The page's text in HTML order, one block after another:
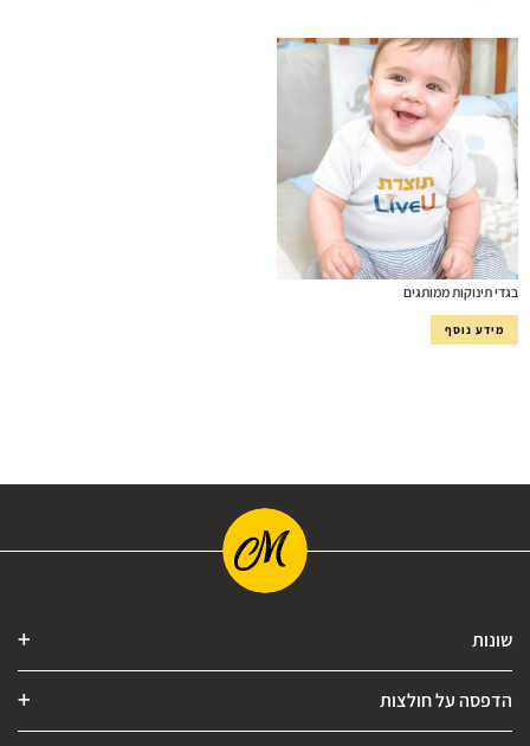
בגדי תינוקות ממותגים
מידע נוסף
שונות
הדפסה על חולצות